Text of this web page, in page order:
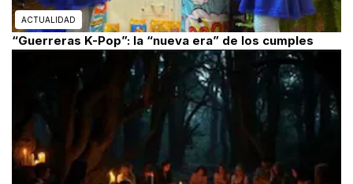
ACTUALIDAD
“Guerreras K-Pop”: la “nueva era” de los cumples